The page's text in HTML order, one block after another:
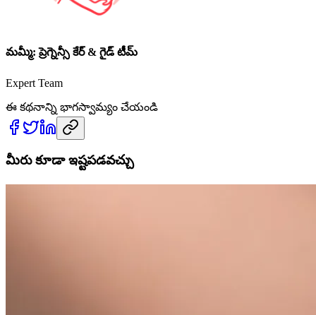
మమ్మీ: ప్రెగ్నెన్సీ కేర్ & గైడ్ టీమ్
Expert Team
ఈ కథనాన్ని భాగస్వామ్యం చేయండి
మీరు కూడా ఇష్టపడవచ్చు